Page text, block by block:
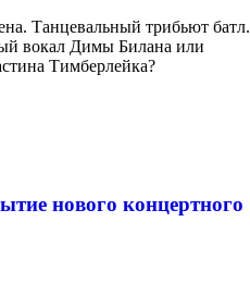
Танцевальный трибьют батл.
вокал Димы Билана или
Тимберлейка?
нового концертного